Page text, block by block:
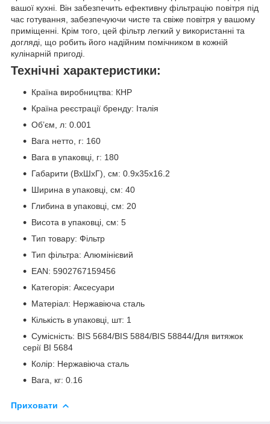
вашої кухні. Він забезпечить ефективну фільтрацію повітря під
час готування, забезпечуючи чисте та свіже повітря у вашому
приміщенні. Крім того, цей фільтр легкий у використанні та
догляді, що робить його надійним помічником в кожній
кулінарній пригоді.
Технічні характеристики:
Країна виробництва: КНР
Країна реєстрації бренду: Італія
Об’єм, л: 0.001
Вага нетто, г: 160
Вага в упаковці, г: 180
Габарити (ВxШxГ), см: 0.9x35x16.2
Ширина в упаковці, см: 40
Глибина в упаковці, см: 20
Висота в упаковці, см: 5
Тип товару: Фільтр
Тип фільтра: Алюмінієвий
EAN: 5902767159456
Категорія: Аксесуари
Матеріал: Нержавіюча сталь
Кількість в упаковці, шт: 1
Сумісність: BIS 5684/BIS 5884/BIS 58844/Для витяжок
серії BI 5684
Колір: Нержавіюча сталь
Вага, кг: 0.16
Приховати